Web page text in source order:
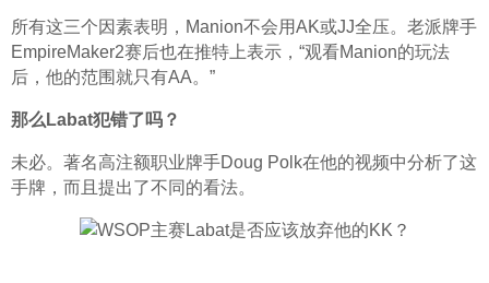
所有这三个因素表明，Manion不会用AK或JJ全压。老派牌手
EmpireMaker2赛后也在推特上表示，“观看Manion的玩法
后，他的范围就只有AA。”
那么Labat犯错了吗？
未必。著名高注额职业牌手Doug Polk在他的视频中分析了这
手牌，而且提出了不同的看法。